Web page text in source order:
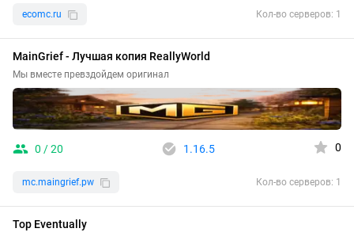
ecomc.ru Кол-во серверов: 1
MainGrief - Лучшая копия ReallyWorld
Мы вместе превздойдем оригинал
0 / 20 1.16.5 0
mc.maingrief.pw Кол-во серверов: 1
Top Eventually